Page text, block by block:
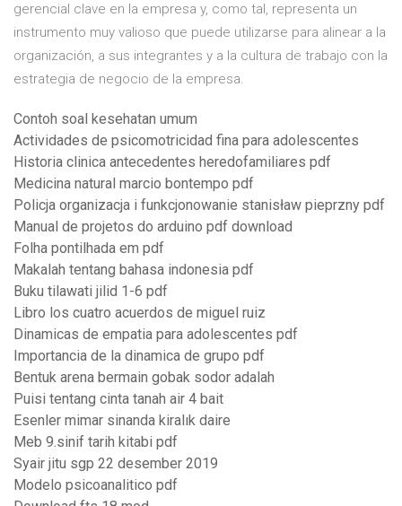
gerencial clave en la empresa y, como tal, representa un
instrumento muy valioso que puede utilizarse para alinear a la
organización, a sus integrantes y a la cultura de trabajo con la
estrategia de negocio de la empresa.
Contoh soal kesehatan umum
Actividades de psicomotricidad fina para adolescentes
Historia clinica antecedentes heredofamiliares pdf
Medicina natural marcio bontempo pdf
Policja organizacja i funkcjonowanie stanisław pieprzny pdf
Manual de projetos do arduino pdf download
Folha pontilhada em pdf
Makalah tentang bahasa indonesia pdf
Buku tilawati jilid 1-6 pdf
Libro los cuatro acuerdos de miguel ruiz
Dinamicas de empatia para adolescentes pdf
Importancia de la dinamica de grupo pdf
Bentuk arena bermain gobak sodor adalah
Puisi tentang cinta tanah air 4 bait
Esenler mimar sinanda kiralık daire
Meb 9.sinif tarih kitabi pdf
Syair jitu sgp 22 desember 2019
Modelo psicoanalitico pdf